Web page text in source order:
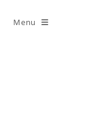
Menu